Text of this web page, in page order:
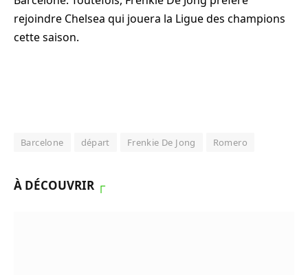
rejoindre Chelsea qui jouera la Ligue des champions
cette saison.
Barcelone départ Frenkie De Jong Romero
À DÉCOUVRIR ┌